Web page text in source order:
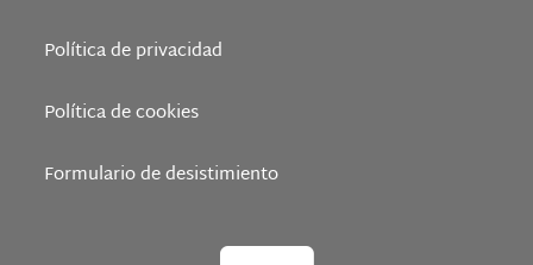
Política de privacidad
Política de cookies
Formulario de desistimiento